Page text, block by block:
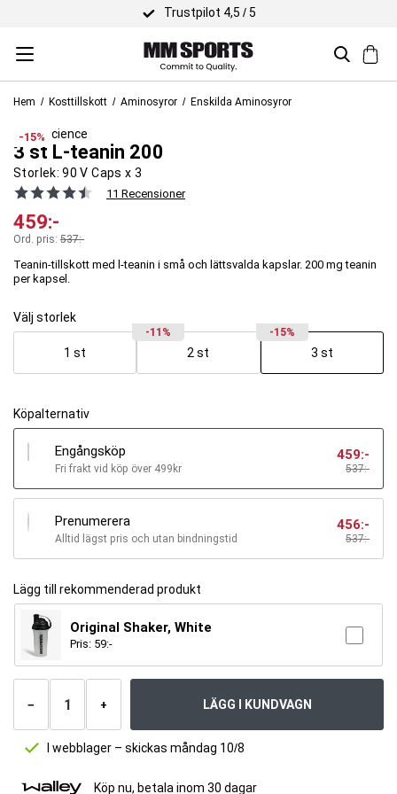
Trustpilot 4,5 / 5
Hem Kosttillskott Aminosyror Enskilda Aminosyror
-15%
Body Science
3 st L-teanin 200
Storlek: 90 V Caps x 3
11 Recensioner
459:-
Ord. pris: 537:-
Teanin-tillskott med l-teanin i små och lättsvalda kapslar. 200 mg teanin
per kapsel.
Välj storlek
1 st
-11%
2 st
-15%
3 st
Köpalternativ
Engångsköp
Fri frakt vid köp över 499kr 537:-
459:-
Prenumerera
Alltid lägst pris och utan bindningstid 537:-
456:-
Lägg till rekommenderad produkt
Original Shaker, White
Pris: 59:-
−
Antal
+ LÄGG I KUNDVAGN
I webblager – skickas måndag 10/8
Köp nu, betala inom 30 dagar